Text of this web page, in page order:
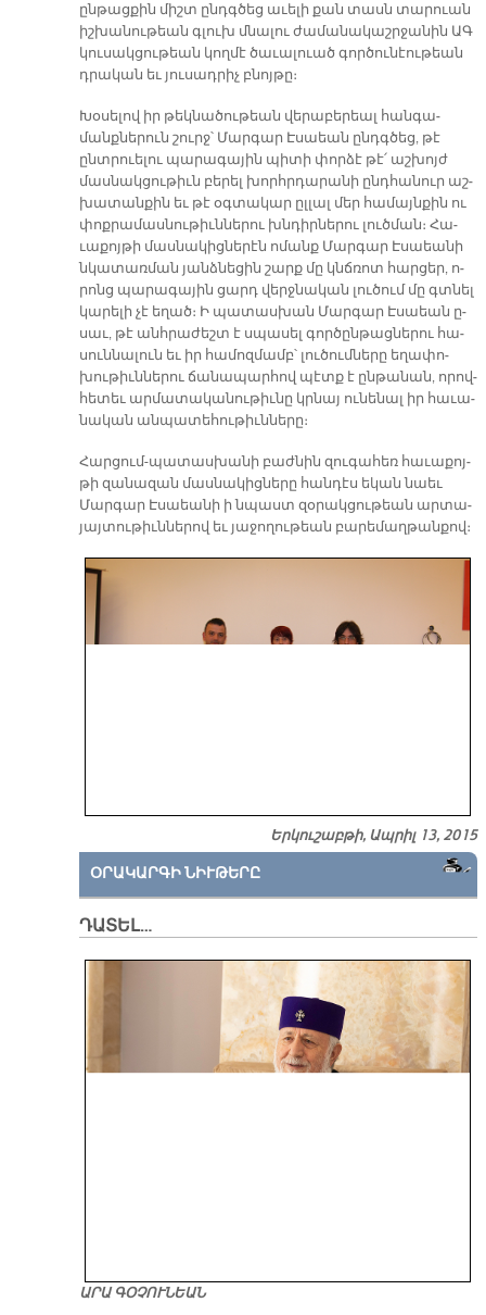
ըն­թաց­քին միշտ ընդգ­ծեց ա­ւե­լի քան տասն տա­րուան
իշ­խա­նու­թեան գլուխ մնա­լու ժա­մա­նա­կաշր­ջա­նին ԱԳ
կու­սակ­ցու­թեան կող­մէ ծա­ւա­լուած գոր­ծու­նէու­թեան
դրա­կան եւ յու­սադ­րիչ բնոյ­թը։
Խօ­սե­լով իր թեկ­նա­ծու­թեան վե­րա­բե­րեալ հան­գա­
մանք­նե­րուն շուրջ՝ Մար­գար Է­սաեան ընդգ­ծեց, թէ
ընտ­րուե­լու պա­րա­գա­յին պի­տի փոր­ձէ թէ՛ աշ­խոյժ
մաս­նակ­ցու­թիւն բե­րել խորհր­դա­րա­նի ընդ­հա­նուր աշ­
խա­տան­քին եւ թէ օգ­տա­կար ըլ­լալ մեր հա­մայն­քին ու
փոք­րա­մաս­նու­թիւն­նե­րու խնդիր­նե­րու լուծ­ման։ Հա­
ւա­քոյ­թի մաս­նա­կից­նե­րէն ո­մանք Մար­գար Է­սաեա­նի
նկա­տառ­ման յանձ­նե­ցին շարք մը կնճռոտ հար­ցեր, ո­
րոնց պա­րա­գա­յին ցարդ վերջ­նա­կան լու­ծում մը գտնել
կա­րե­լի չէ ե­ղած։ Ի պա­տաս­խան Մար­գար Է­սաեան ը­
սաւ, թէ անհ­րա­ժեշտ է սպա­սել գոր­ծըն­թաց­նե­րու հա­
սուն­նա­լուն եւ իր հա­մոզ­մամբ՝ լու­ծում­նե­րը ե­ղա­փո­
խու­թիւն­նե­րու ճա­նա­պար­հով պէտք է ըն­թա­նան, ո­րով­
հե­տեւ ար­մա­տա­կա­նու­թիւ­նը կրնայ ու­նե­նալ իր հա­ւա­
նա­կան ան­պա­տե­հու­թիւն­նե­րը։
Հար­ցում-պա­տաս­խա­նի բաժ­նին զու­գա­հեռ հա­ւա­քոյ­
թի զա­նա­զան մաս­նա­կից­նե­րը հան­դէս ե­կան նաեւ
Մար­գար Է­սաեա­նի ի նպաստ զօ­րակ­ցու­թեան ար­տա­
յայ­տու­թիւն­նե­րով եւ յա­ջո­ղու­թեան բա­րե­մաղ­թան­քով։
Երկուշաբթի, Ապրիլ 13, 2015
ՕՐԱԿԱՐԳԻ ՆԻՒԹԵՐԸ
ԴԱՏԵԼ…
ԱՐԱ ԳՕՉՈՒՆԵԱՆ